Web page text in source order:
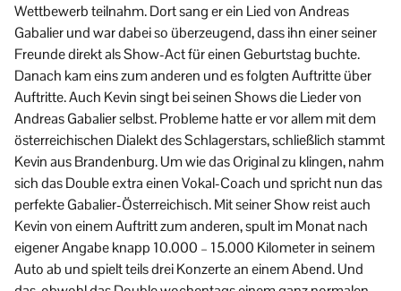
Wettbewerb teilnahm. Dort sang er ein Lied von Andreas
Gabalier und war dabei so überzeugend, dass ihn einer seiner
Freunde direkt als Show-Act für einen Geburtstag buchte.
Danach kam eins zum anderen und es folgten Auftritte über
Auftritte. Auch Kevin singt bei seinen Shows die Lieder von
Andreas Gabalier selbst. Probleme hatte er vor allem mit dem
österreichischen Dialekt des Schlagerstars, schließlich stammt
Kevin aus Brandenburg. Um wie das Original zu klingen, nahm
sich das Double extra einen Vokal-Coach und spricht nun das
perfekte Gabalier-Österreichisch. Mit seiner Show reist auch
Kevin von einem Auftritt zum anderen, spult im Monat nach
eigener Angabe knapp 10.000 – 15.000 Kilometer in seinem
Auto ab und spielt teils drei Konzerte an einem Abend. Und